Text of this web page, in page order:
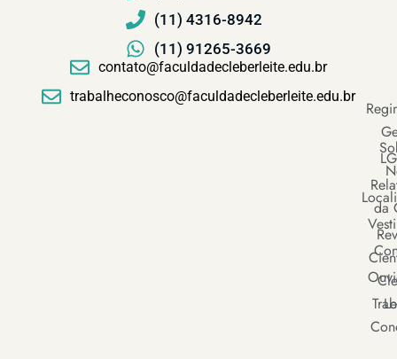
(11) 4316-8942
(11) 91265-3669
contato@faculdadecleberleite.edu.br
trabalheconosco@faculdadecleberleite.edu.br
da